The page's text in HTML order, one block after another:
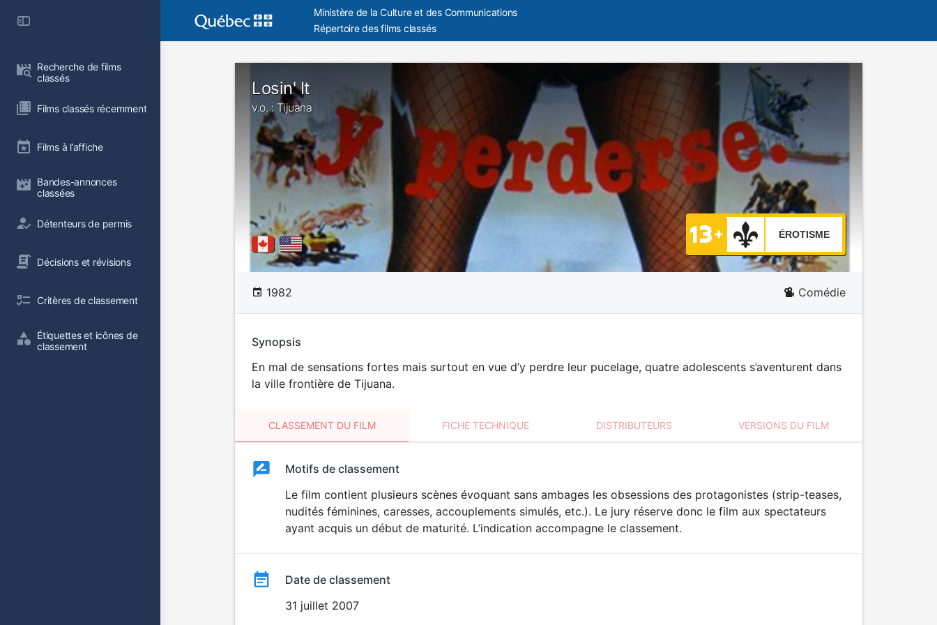
Recherche de films
classés
Films classés récemment
Films à l’affiche
Bandes-annonces
classées
Détenteurs de permis
Décisions et révisions
Critères de classement
Étiquettes et icônes de
classement
Ministère de la Culture et des Communications
Répertoire des films classés
Losin' It
v.o. : Tijuana
ÉROTISME
1982 Comédie
Synopsis
En mal de sensations fortes mais surtout en vue d’y perdre leur pucelage, quatre adolescents s’aventurent dans
la ville frontière de Tijuana.
CLASSEMENT DU FILM FICHE TECHNIQUE DISTRIBUTEURS VERSIONS DU FILM
ClassementClassement
Motifs de classement
Le film contient plusieurs scènes évoquant sans ambages les obsessions des protagonistes (strip-teases,
nudités féminines, caresses, accouplements simulés, etc.). Le jury réserve donc le film aux spectateurs
ayant acquis un début de maturité. L’indication accompagne le classement.
Date de classement
31 juillet 2007